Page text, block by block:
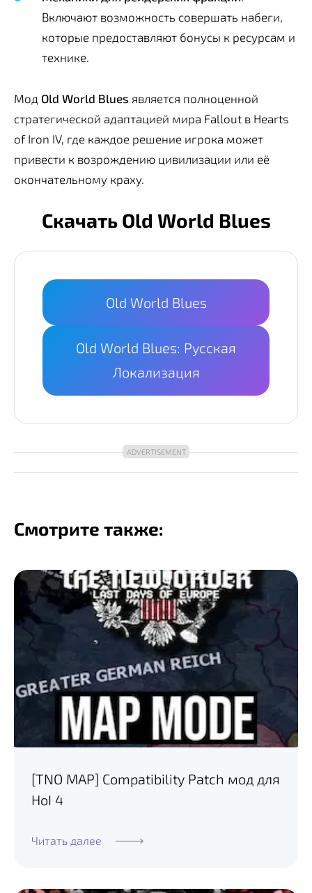
Включают возможность совершать набеги,
которые предоставляют бонусы к ресурсам и
технике.
Мод Old World Blues является полноценной
стратегической адаптацией мира Fallout в Hearts
of Iron IV, где каждое решение игрока может
привести к возрождению цивилизации или её
окончательному краху.
Скачать Old World Blues
Old World Blues
Old World Blues: Русская
Локализация
Смотрите также:
[TNO MAP] Compatibility Patch мод для
HoI 4
Читать далее